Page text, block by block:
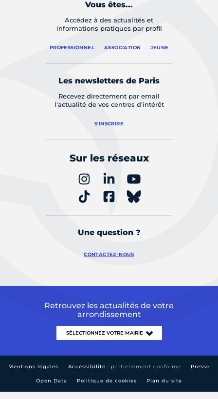
Vous êtes...
Accédez à des actualités et
informations pratiques par profil
PROFESSIONNEL ASSOCIATION JEUNE
Les newsletters de Paris
Recevez directement par email
l'actualité de vos centres d'intérêt
S'INSCRIRE
Sur les réseaux
Une question ?
CONTACTEZ-NOUS
Retrouvez les actualités de votre
arrondissement
Mentions légales Accessibilité : partiellement conforme Presse
Open Data Politique de cookies Plan du site